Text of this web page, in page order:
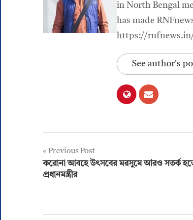
in North Bengal
has made
https://
See author's
Post
navigation
Previous Post
করোনা আবহে উৎসবের মরসুমে আরও সতর্ক হতে
প্রধানমন্ত্রীর